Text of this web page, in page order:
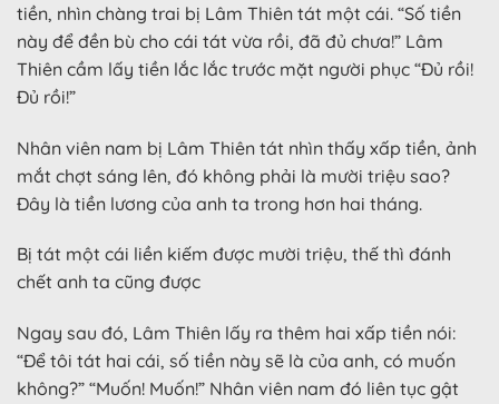
tiền, nhìn chàng trai bị Lâm Thiên tát một cái. “Số tiền
này để đền bù cho cái tát vừa rồi, đã đủ chưa!” Lâm
Thiên cầm lấy tiền lắc lắc trước mặt người phục “Đủ rồi!
Đủ rồi!”
Nhân viên nam bị Lâm Thiên tát nhìn thấy xấp tiền, ảnh
mắt chợt sáng lên, đó không phải là mười triệu sao?
Đây là tiền lương của anh ta trong hơn hai tháng.
Bị tát một cái liền kiếm được mười triệu, thế thì đánh
chết anh ta cũng được
Ngay sau đó, Lâm Thiên lấy ra thêm hai xấp tiền nói:
“Để tôi tát hai cái, số tiền này sẽ là của anh, có muốn
không?” “Muốn! Muốn!” Nhân viên nam đó liên tục gật